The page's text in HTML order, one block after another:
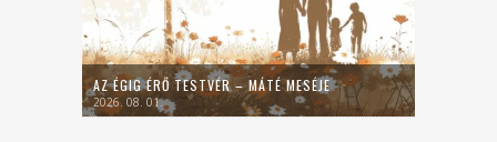
AZ ÉGIG ÉRŐ TESTVÉR – MÁTÉ MESÉJE
2026. 08. 01.